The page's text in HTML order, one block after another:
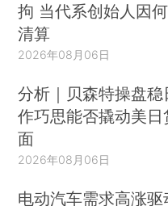
拘 当代系创始人因
清算
2026年08月06日
分析｜贝森特操盘稳
作巧思能否撬动美日
面
2026年08月06日
电动汽车需求高涨